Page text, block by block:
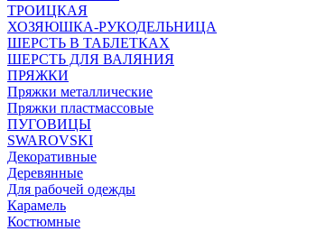
ТРОИЦКАЯ
ХОЗЯЮШКА-РУКОДЕЛЬНИЦА
ШЕРСТЬ В ТАБЛЕТКАХ
ШЕРСТЬ ДЛЯ ВАЛЯНИЯ
ПРЯЖКИ
Пряжки металлические
Пряжки пластмассовые
ПУГОВИЦЫ
SWAROVSKI
Декоративные
Деревянные
Для рабочей одежды
Карамель
Костюмные